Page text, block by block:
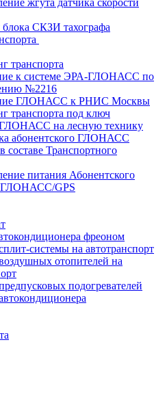
жгута датчика скорости
СКЗИ тахографа
транспорта
к системе ЭРА-ГЛОНАСС по
№2216
ГЛОНАСС к РНИС Москвы
транспорта под ключ
ГЛОНАСС на лесную технику
абонентского ГЛОНАСС
составе Транспортного
питания Абонентского
ГЛОНАСС/GPS
фреоном
системы на автотранспорт
отопителей на
подогревателей